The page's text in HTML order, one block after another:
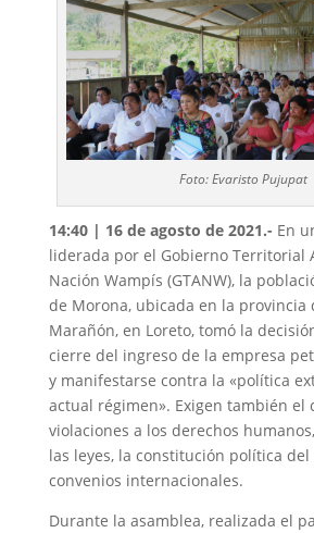
Foto: Evaristo Pujupat
14:40 | 16 de agosto de 2021.- En
liderada por el Gobierno Territorial
Nación Wampís (GTANW), la
de Morona, ubicada en la provincia
Marañón, en Loreto, tomó la
cierre del ingreso de la empresa
y manifestarse contra la «política
actual régimen». Exigen también el
violaciones a los derechos
las leyes, la constitución política del
convenios internacionales.
Durante la asamblea, realizada el